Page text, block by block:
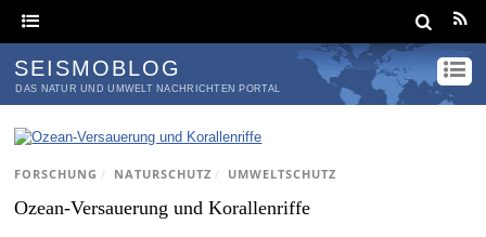
SEISMOBLOG
DAS NATUR UND UMWELT NACHRICHTEN PORTAL
FORSCHUNG / NATURSCHUTZ / UMWELTSCHUTZ
Ozean-Versauerung und Korallenriffe